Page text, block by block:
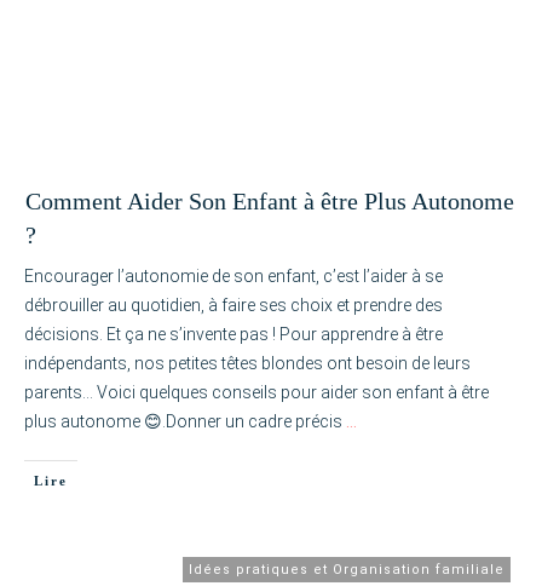
Comment Aider Son Enfant à être Plus Autonome
?
Encourager l’autonomie de son enfant, c’est l’aider à se
débrouiller au quotidien, à faire ses choix et prendre des
décisions. Et ça ne s’invente pas ! Pour apprendre à être
indépendants, nos petites têtes blondes ont besoin de leurs
parents… Voici quelques conseils pour aider son enfant à être
plus autonome 😊.Donner un cadre précis
Lire
Idées pratiques et Organisation familiale